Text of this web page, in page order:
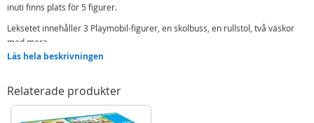
inuti finns plats för 5 figurer.
Leksetet innehåller 3 Playmobil-figurer, en skolbuss, en rullstol, två väskor
med mera.
Inneholder:
Skolbuss, rullstol
Och mer
Läs hela beskrivningen
Relaterade produkter